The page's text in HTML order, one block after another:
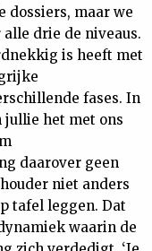
dossiers, maar we
drie de niveaus.
is heeft met
fases. In
jullie het met ons
daarover geen
niet anders
tafel leggen. Dat
waarin de